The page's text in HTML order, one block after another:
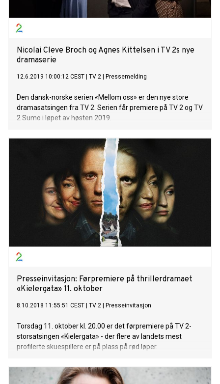
Nicolai Cleve Broch og Agnes Kittelsen i TV 2s nye
dramaserie
12.6.2019 10:00:12 CEST TV 2 Pressemelding
Den dansk-norske serien «Mellom oss» er den nye store
dramasatsingen fra TV 2. Serien får premiere på TV 2 og TV
2 Sumo i løpet av høsten 2019.
Presseinvitasjon: Førpremiere på thrillerdramaet
«Kielergata» 11. oktober
8.10.2018 11:55:51 CEST TV 2 Presseinvitasjon
Torsdag 11. oktober kl. 20.00 er det førpremiere på TV 2-
storsatsingen «Kielergata» - der flere av landets mest
profilerte skuespillere er på plass på rød løper.